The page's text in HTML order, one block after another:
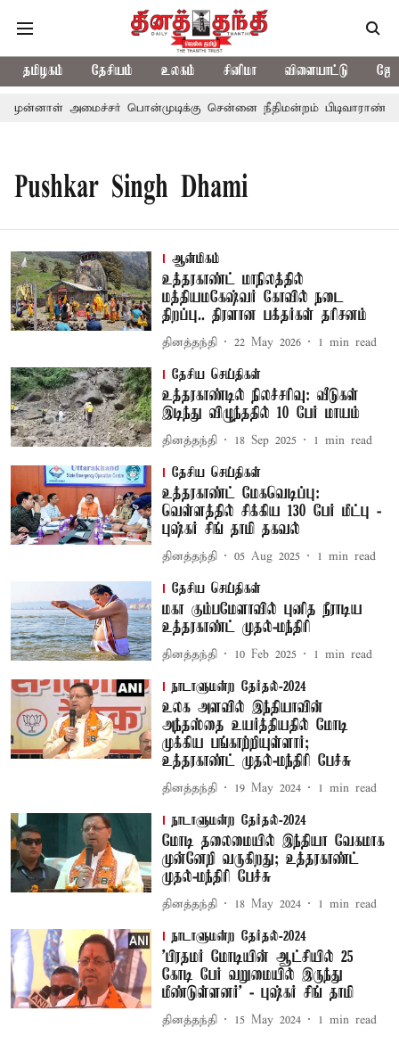
தமிழகம் தேசியம் உலகம் சினிமா விளையாட்டு
அமைச்சர் பொன்முடிக்கு சென்னை நீதிமன்றம் பிடிவாராண்ட்
Pushkar Singh Dhami
ஆன்மிகம்
உத்தரகாண்ட் மாநிலத்தில்
மத்தியமகேஷ்வர் கோவில் நடை
திறப்பு.. திரளான பக்தர்கள் தரிசனம்
தினத்தந்தி 22 May 2026 1 min read
தேசிய செய்திகள்
உத்தரகாண்டில் நிலச்சரிவு: வீடுகள்
இடிந்து விழுந்ததில் 10 பேர் மாயம்
தினத்தந்தி 18 Sep 2025 1 min read
தேசிய செய்திகள்
உத்தரகாண்ட் மேகவெடிப்பு:
வெள்ளத்தில் சிக்கிய 130 பேர் மீட்பு -
புஷ்கர் சிங் தாமி தகவல்
தினத்தந்தி 05 Aug 2025 1 min read
தேசிய செய்திகள்
மகா கும்பமேளாவில் புனித நீராடிய
உத்தரகாண்ட் முதல்-மந்திரி
தினத்தந்தி 10 Feb 2025 1 min read
நாடாளுமன்ற தேர்தல்-2024
உலக அளவில் இந்தியாவின்
அந்தஸ்தை உயர்த்தியதில் மோடி
முக்கிய பங்காற்றியுள்ளார்;
உத்தரகாண்ட் முதல்-மந்திரி பேச்சு
தினத்தந்தி 19 May 2024 1 min read
நாடாளுமன்ற தேர்தல்-2024
மோடி தலைமையில் இந்தியா வேகமாக
முன்னேறி வருகிறது; உத்தரகாண்ட்
முதல்-மந்திரி பேச்சு
தினத்தந்தி 18 May 2024 1 min read
நாடாளுமன்ற தேர்தல்-2024
'பிரதமர் மோடியின் ஆட்சியில் 25
கோடி பேர் வறுமையில் இருந்து
மீண்டுள்ளனர்' - புஷ்கர் சிங் தாமி
தினத்தந்தி 15 May 2024 1 min read